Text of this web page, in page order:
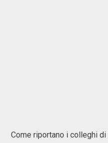
Come riportano i colleghi di